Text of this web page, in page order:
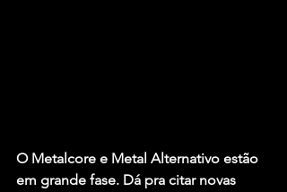
O Metalcore e Metal Alternativo estão
em grande fase. Dá pra citar novas